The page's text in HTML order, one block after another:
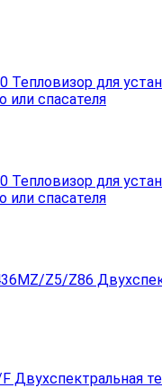
Тепловизор для
или спасателя
Тепловизор для
или спасателя
Z5/Z86
Двухспектральная